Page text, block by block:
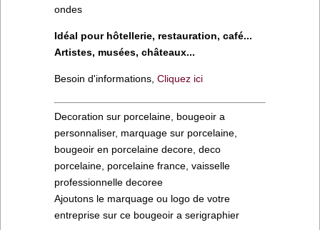
ondes
Idéal pour hôtellerie, restauration, café...
Artistes, musées, châteaux...
Besoin d'informations, Cliquez ici
Decoration sur porcelaine, bougeoir a
personnaliser, marquage sur porcelaine,
bougeoir en porcelaine decore, deco
porcelaine, porcelaine france, vaisselle
professionnelle decoree
Ajoutons le marquage ou logo de votre
entreprise sur ce bougeoir a serigraphier